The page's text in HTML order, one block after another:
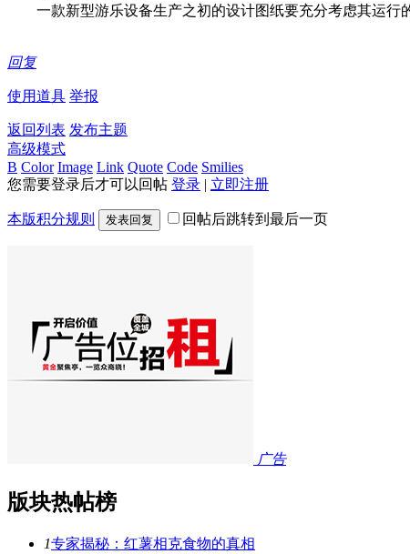
一款新型游乐设备生产之初的设计图纸要充分考虑其运行
回复
使用道具 举报
返回列表 发布主题
高级模式
B Color Image Link Quote Code Smilies
您需要登录后才可以回帖 登录 | 立即注册
本版积分规则 发表回复 回帖后跳转到最后一页
广告
版块热帖榜
1专家揭秘：红薯相克食物的真相